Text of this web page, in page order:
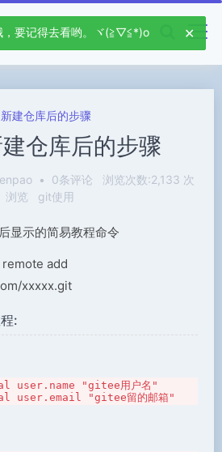
建仓库后的步骤
仓库后的步骤
• 0条评论
浏览次数:2,133 次
浏览
git使用
显示的简易教程命令
remote add
xxxxx.git
:
"gitee用户名"
"gitee留的邮箱"
，要记得去看哟。ヾ(≧▽≦*)o